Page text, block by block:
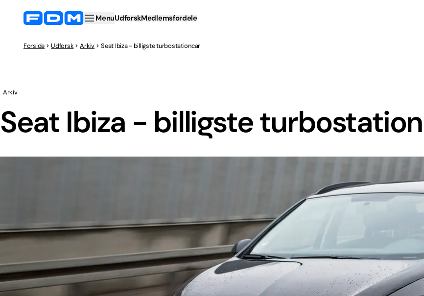
MenuUdforskMedlemsfordele
Forside Udforsk Arkiv Seat Ibiza - billigste turbostationcar
Seat Ibiza - billigste
Arkiv